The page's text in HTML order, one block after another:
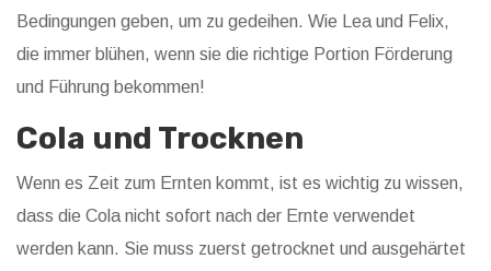
Bedingungen geben, um zu gedeihen. Wie Lea und Felix,
die immer blühen, wenn sie die richtige Portion Förderung
und Führung bekommen!
Cola und Trocknen
Wenn es Zeit zum Ernten kommt, ist es wichtig zu wissen,
dass die Cola nicht sofort nach der Ernte verwendet
werden kann. Sie muss zuerst getrocknet und ausgehärtet